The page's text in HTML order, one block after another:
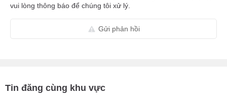
vui lòng thông báo để chúng tôi xử lý.
Gửi phản hồi
Tin đăng cùng khu vực